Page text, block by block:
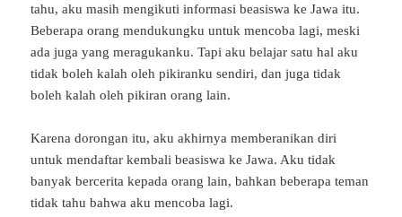
tahu, aku masih mengikuti informasi beasiswa ke Jawa itu.
Beberapa orang mendukungku untuk mencoba lagi, meski
ada juga yang meragukanku. Tapi aku belajar satu hal aku
tidak boleh kalah oleh pikiranku sendiri, dan juga tidak
boleh kalah oleh pikiran orang lain.
Karena dorongan itu, aku akhirnya memberanikan diri
untuk mendaftar kembali beasiswa ke Jawa. Aku tidak
banyak bercerita kepada orang lain, bahkan beberapa teman
tidak tahu bahwa aku mencoba lagi.